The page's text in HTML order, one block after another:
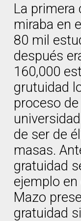
La primera
miraba en
80 mil
después
160,000
grutuidad
proceso
de ser de
masas.
gratuidad
ejemplo en
Mazo
gratuidad